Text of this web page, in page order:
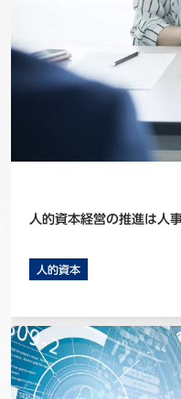
人的資本経営の推進は人
人的資本